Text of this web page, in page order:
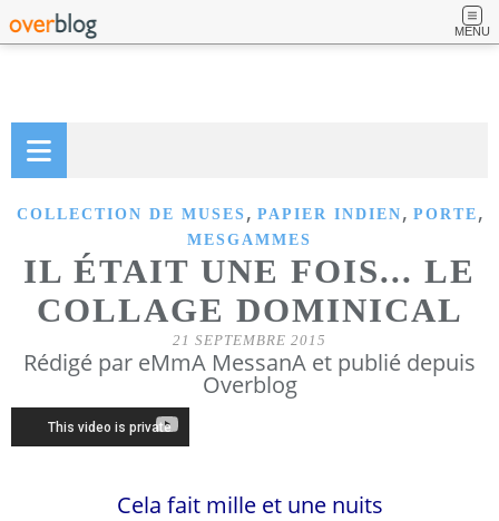
MENU
COLLECTION DE MUSES , PAPIER INDIEN , PORTE ,
MESGAMMES
IL ÉTAIT UNE FOIS... LE
COLLAGE DOMINICAL
21 SEPTEMBRE 2015
Rédigé par eMmA MessanA et publié depuis
Overblog
Cela fait mille et une nuits